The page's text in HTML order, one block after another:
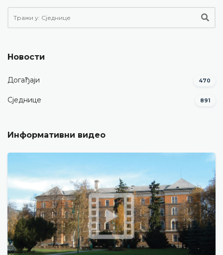
Новости
Догађаји 470
Сједнице 891
Информативни видео